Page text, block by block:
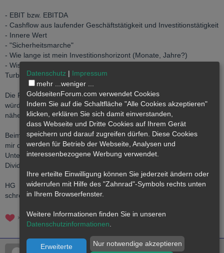
- EBIT bzw. EBITDA
- Cashflow aus laufender Geschäftstätigkeit und Investitionstätigkeit
- Innere Wert
- "Sicherheitsmarche"
- Wie lange ist mein Investitionshorizont (Monate, Jahre?)
- Wissen welches Unternehmen ich gekauft habe um bei
Turbulenzen Kursschwankungen auszuhalten.
Die Fokussierung alleine auf Branchen halte ich für kritisch. Hier
würde ich eher die Kombination Branche und Marktführerschaft
näher in meine Überlegungen mit einbeziehen.
Beim Kollaps hilft auch die Preissetzungsmacht nicht viel. Hier ist
mir die generelle Überlebensswahrscheinlichkeit des
Unternehmens wichtiger. Somit verzichte ich gerne auf die
Dividende.
HG
schrotti
bugi1976
Datenschutz | Impressum
mehr ... weniger ...
GoldseitenForum.com verwendet Cookies
Indem Sie auf die Schaltfläche "Alle Cookies akzeptieren"
klicken, erklären Sie sich damit einverstanden,
dass Webseite und Dritte Cookies auf Ihrem Gerät
speichern und darauf zugreifen dürfen. Diese Cookies
werden für Betrieb der Webseite, Analysen und
interessenbezogene Werbung verwendet.
Ihre erteilte Einwilligung können Sie jederzeit ändern oder
widerrufen mit Hilfe des "Zahnrad"-Symbols rechts unten
in Ihrem Browserfenster.
Weitere Informationen finden Sie in unseren
Datenschutzinformationen
Erweiterte
Nur notwendige akzeptieren